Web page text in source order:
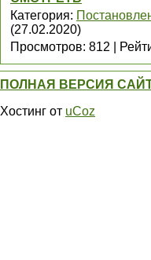
Категория:
(27.02.2020)
Просмотров: 812
ПОЛНАЯ ВЕРСИЯ
Хостинг от uCoz